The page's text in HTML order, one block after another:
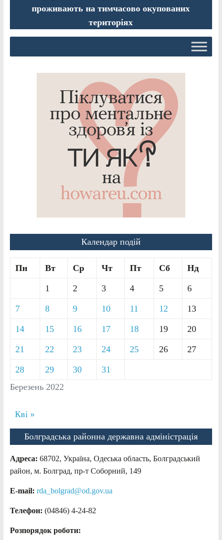
проживають на тимчасово окупованих
територіях
Календар подій
Березень 2022
Пн Вт Ср Чт Пт Сб Нд
1 2 3 4 5 6
7 8 9 10 11 12 13
14 15 16 17 18 19 20
21 22 23 24 25 26 27
28 29 30 31
Кві »
Болградська районна державна адміністрація
Адреса: 68702, Україна, Одеська область, Болградський
район, м. Болград, пр-т Соборний, 149
E-mail: rda_bolgrad@od.gov.ua
Телефон: (04846) 4-24-82
Розпорядок роботи: